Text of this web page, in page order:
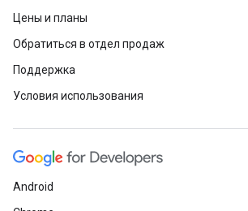
Цены и планы
Обратиться в отдел продаж
Поддержка
Условия использования
Android